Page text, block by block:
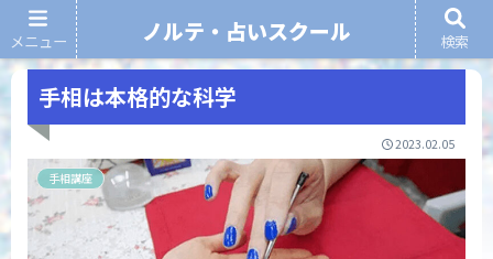
ノルテ・占いスクール
手相は本格的な科学
2023.02.05
手相講座
メニュー ノルテ・占いスクール 検索